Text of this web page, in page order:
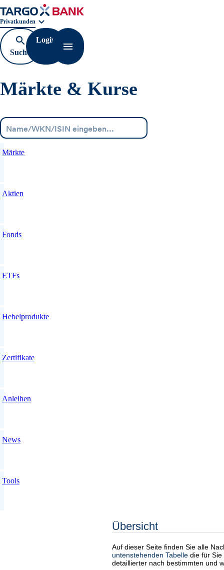
Geschäftsbereichnavigation. Aktuelle Auswahl:
Privatkunden
Suche
öffnen
Login
Navigation öffnen
Märkte & Kurse
Märkte
Aktien
Fonds
ETFs
Hebelprodukte
Zertifikate
Anleihen
News
Tools
Übersicht
Auf dieser Seite finden Sie alle
untenstehenden Tabelle die für
detaillierter nach bestimmten und